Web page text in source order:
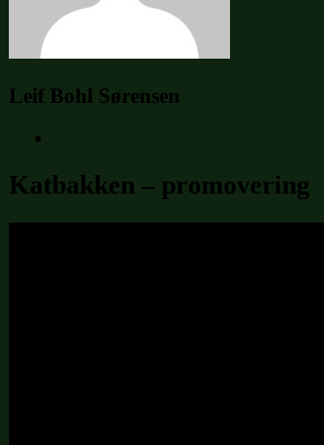
Leif Bohl Sørensen
Katbakken – promovering